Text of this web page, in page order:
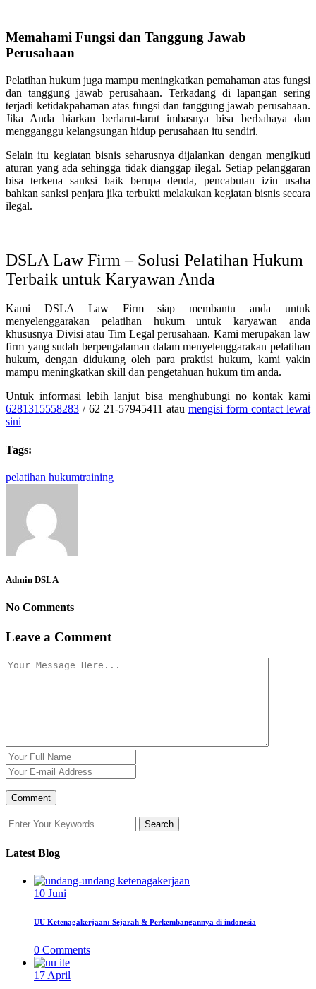
Memahami Fungsi dan Tanggung Jawab
Perusahaan
Pelatihan hukum juga mampu meningkatkan pemahaman atas fungsi
dan tanggung jawab perusahaan. Terkadang di lapangan sering
terjadi ketidakpahaman atas fungsi dan tanggung jawab perusahaan.
Jika Anda biarkan berlarut-larut imbasnya bisa berbahaya dan
mengganggu kelangsungan hidup perusahaan itu sendiri.
Selain itu kegiatan bisnis seharusnya dijalankan dengan mengikuti
aturan yang ada sehingga tidak dianggap ilegal. Setiap pelanggaran
bisa terkena sanksi baik berupa denda, pencabutan izin usaha
bahkan sanksi penjara jika terbukti melakukan kegiatan bisnis secara
ilegal.
DSLA Law Firm – Solusi Pelatihan Hukum
Terbaik untuk Karyawan Anda
Kami DSLA Law Firm siap membantu anda untuk
menyelenggarakan pelatihan hukum untuk karyawan anda
khususnya Divisi atau Tim Legal perusahaan. Kami merupakan law
firm yang sudah berpengalaman dalam menyelenggarakan pelatihan
hukum, dengan didukung oleh para praktisi hukum, kami yakin
mampu meningkatkan skill dan pengetahuan hukum tim anda.
Untuk informasi lebih lanjut bisa menghubungi no kontak kami
6281315558283 / 62 21-57945411 atau mengisi form contact lewat
sini
Tags:
pelatihan hukumtraining
Admin DSLA
No Comments
Leave a Comment
Latest Blog
10 Juni
UU Ketenagakerjaan: Sejarah & Perkembangannya di indonesia
0 Comments
17 April